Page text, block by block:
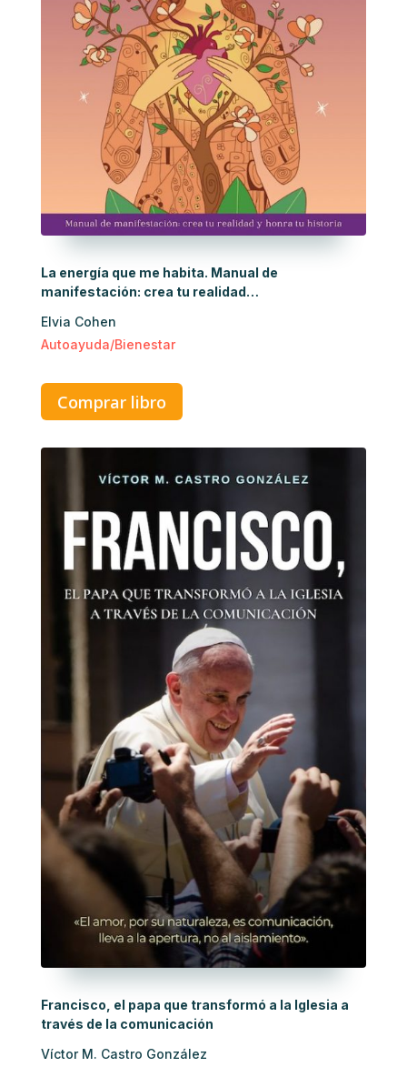
La energía que me habita. Manual de
manifestación: crea tu realidad…
Elvia Cohen
Autoayuda/Bienestar
Comprar libro
Francisco, el papa que transformó a la Iglesia a
través de la comunicación
Víctor M. Castro González